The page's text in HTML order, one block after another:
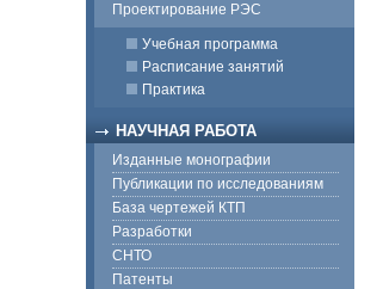
Проектирование РЭС
Учебная программа
Расписание занятий
Практика
НАУЧНАЯ РАБОТА
Изданные монографии
Публикации по исследованиям
База чертежей КТП
Разработки
СНТО
Патенты